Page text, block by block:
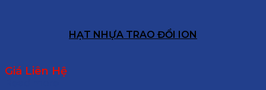
HẠT NHỰA TRAO ĐỔI ION
Giá Liên Hệ